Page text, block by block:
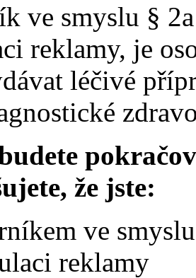
ve smyslu §
reklamy, je
léčivé
že jste:
ve
reklamy